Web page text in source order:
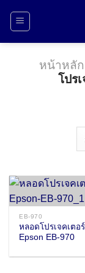
หน้าหลัก
โปร
EB-970
หลอดโปรเจคเตอร์
Epson EB-970